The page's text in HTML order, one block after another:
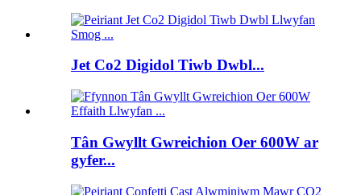
Jet Co2 Digidol Tiwb Dwbl...
Tân Gwyllt Gwreichion Oer 600W ar
gyfer...